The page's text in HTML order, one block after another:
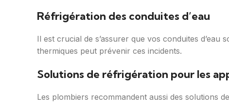
Réfrigération des conduites d’eau
Il est crucial de s’assurer que vos conduites d’eau
thermiques peut prévenir ces incidents.
Solutions de réfrigération pour les
Les plombiers recommandent aussi des solutions de